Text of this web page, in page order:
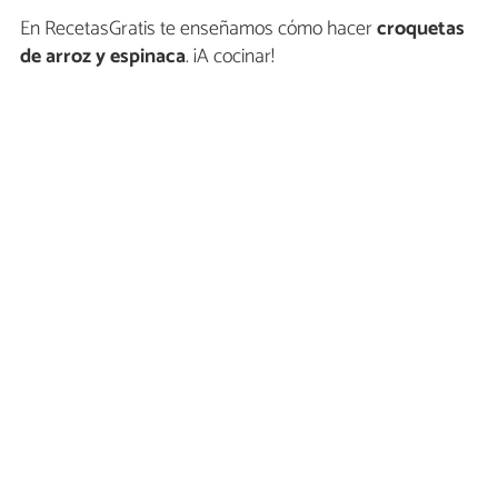
En RecetasGratis te enseñamos cómo hacercroquetas
de arroz y espinaca. ¡A cocinar!